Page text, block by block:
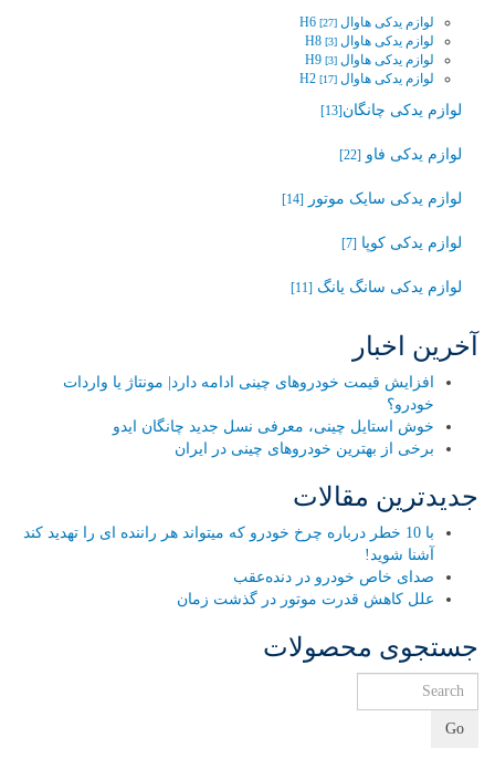
لوازم یدکی هاوال H6 [27]
لوازم یدکی هاوال H8 [3]
لوازم یدکی هاوال H9 [3]
لوازم یدکی هاوال H2 [17]
لوازم یدکی چانگان‬‎[13]
لوازم یدکی فاو [22]
لوازم یدکی سایک موتور [14]
لوازم یدکی کوپا [7]
لوازم یدکی سانگ یانگ [11]
آخرین اخبار
افزایش قیمت خودروهای چینی ادامه دارد| مونتاژ یا واردات
خودرو؟
خوش استایل چینی، معرفی نسل جدید چانگان ایدو
برخی از بهترین خودروهای چینی در ایران
جدیدترین مقالات
با 10 خطر درباره چرخ خودرو که میتواند هر راننده ای را تهدید کند
آشنا شوید!
صدای خاص خودرو در دنده‌عقب
علل کاهش قدرت موتور در گذشت زمان
جستجوی محصولات
Go